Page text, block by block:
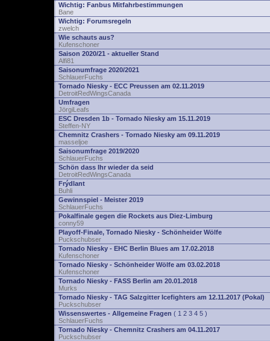
Wichtig: Fanbus Mitfahrbestimmungen
Bane
Wichtig: Forumsregeln
zwelch
Wie schauts aus?
Kufenschoner
Saison 2020/21 - aktueller Stand
Alfi81
Saisonumfrage 2020/2021
SchlauerFuchs
Tornado Niesky - ECC Preussen am 02.11.2019
DetroitRedWingsCanada
Umfragen
JörgiLeafs
ESC Dresden 1b - Tornado Niesky am 15.11.2019
Steffen-NY
Chemnitz Crashers - Tornado Niesky am 09.11.2019
masseljoe
Saisonumfrage 2019/2020
SchlauerFuchs
Schön dass Ihr wieder da seid
DetroitRedWingsCanada
Frýdlant
Buhli
Gewinnspiel - Meister 2019
SchlauerFuchs
Pokalfinale gegen die Rockets aus Diez-Limburg
conny59
Playoff-Finale, Tornado Niesky - Schönheider Wölfe
Puckschubser
Tornado Niesky - EHC Berlin Blues am 17.02.2018
Kufenschoner
Tornado Niesky - Schönheider Wölfe am 03.02.2018
Kufenschoner
Tornado Niesky - FASS Berlin am 20.01.2018
Murks
Tornado Niesky - TAG Salzgitter Icefighters am 12.11.2017 (Pokal)
Puckschubser
Wissenswertes - Allgemeine Fragen ( 1 2 3 4 5 )
SchlauerFuchs
Tornado Niesky - Chemnitz Crashers am 04.11.2017
Puckschubser